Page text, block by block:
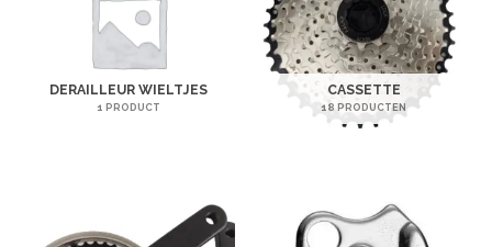
DERAILLEUR WIELTJES
1 PRODUCT
CASSETTE
18 PRODUCTEN